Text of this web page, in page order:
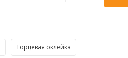
Торцевая оклейка